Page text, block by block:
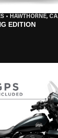
• HAWTHORNE, CA
EDITION